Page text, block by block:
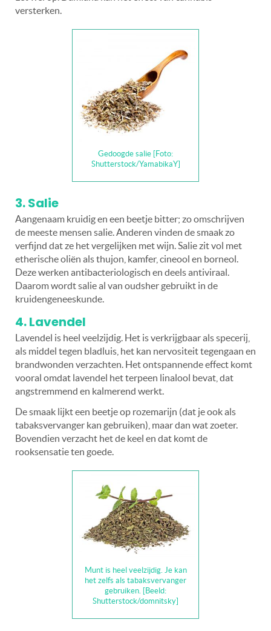
versterken.
Gedoogde salie [Foto:
Shutterstock/YamabikaY]
3. Salie
Aangenaam kruidig en een beetje bitter; zo omschrijven
de meeste mensen salie. Anderen vinden de smaak zo
verfijnd dat ze het vergelijken met wijn. Salie zit vol met
etherische oliën als thujon, kamfer, cineool en borneol.
Deze werken antibacteriologisch en deels antiviraal.
Daarom wordt salie al van oudsher gebruikt in de
kruidengeneeskunde.
4. Lavendel
Lavendel is heel veelzijdig. Het is verkrijgbaar als specerij,
als middel tegen bladluis, het kan nervositeit tegengaan en
brandwonden verzachten. Het ontspannende effect komt
vooral omdat lavendel het terpeen linalool bevat, dat
angstremmend en kalmerend werkt.
De smaak lijkt een beetje op rozemarijn (dat je ook als
tabaksvervanger kan gebruiken), maar dan wat zoeter.
Bovendien verzacht het de keel en dat komt de
rooksensatie ten goede.
Munt is heel veelzijdig. Je kan
het zelfs als tabaksvervanger
gebruiken. [Beeld:
Shutterstock/domnitsky]